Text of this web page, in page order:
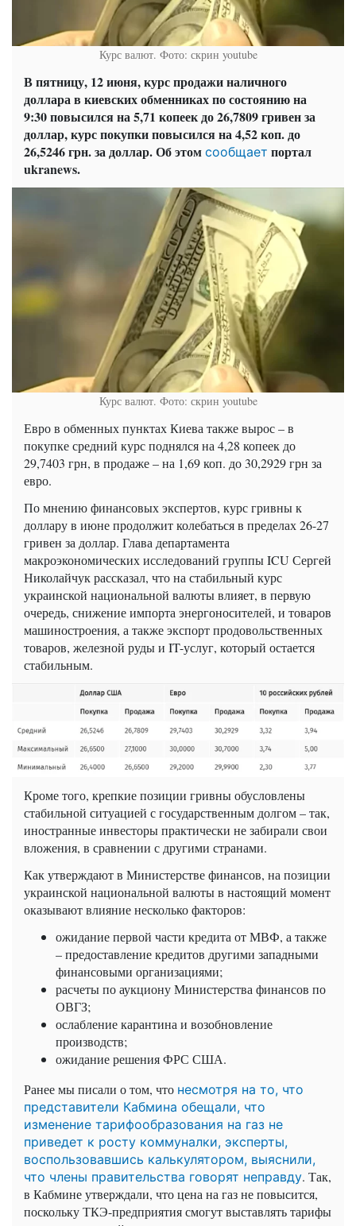
Курс валют. Фото: скрин youtube
В пятницу, 12 июня, курс продажи наличного
доллара в киевских обменниках по состоянию на
9:30 повысился на 5,71 копеек до 26,7809 гривен за
доллар, курс покупки повысился на 4,52 коп. до
26,5246 грн. за доллар. Об этом сообщает портал
ukranews.
Курс валют. Фото: скрин youtube
Евро в обменных пунктах Киева также вырос – в
покупке средний курс поднялся на 4,28 копеек до
29,7403 грн, в продаже – на 1,69 коп. до 30,2929 грн за
евро.
По мнению финансовых экспертов, курс гривны к
доллару в июне продолжит колебаться в пределах 26-27
гривен за доллар. Глава департамента
макроэкономических исследований группы ICU Сергей
Николайчук рассказал, что на стабильный курс
украинской национальной валюты влияет, в первую
очередь, снижение импорта энергоносителей, и товаров
машиностроения, а также экспорт продовольственных
товаров, железной руды и IT-услуг, который остается
стабильным.
Кроме того, крепкие позиции гривны обусловлены
стабильной ситуацией с государственным долгом – так,
иностранные инвесторы практически не забирали свои
вложения, в сравнении с другими странами.
Как утверждают в Министерстве финансов, на позиции
украинской национальной валюты в настоящий момент
оказывают влияние несколько факторов:
ожидание первой части кредита от МВФ, а также
– предоставление кредитов другими западными
финансовыми организациями;
расчеты по аукциону Министерства финансов по
ОВГЗ;
ослабление карантина и возобновление
производств;
ожидание решения ФРС США.
Ранее мы писали о том, что несмотря на то, что
представители Кабмина обещали, что
изменение тарифообразования на газ не
приведет к росту коммуналки, эксперты,
воспользовавшись калькулятором, выяснили,
что члены правительства говорят неправду. Так,
в Кабмине утверждали, что цена на газ не повысится,
поскольку ТКЭ-предприятия смогут выставлять тарифы